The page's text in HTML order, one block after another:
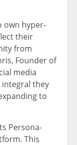
own hyper-
their
from
Founder of
media
integral they
to
Persona-
This